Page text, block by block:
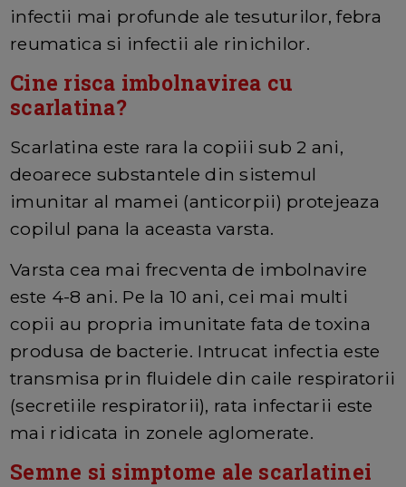
infectii mai profunde ale tesuturilor, febra
reumatica si infectii ale rinichilor.
Cine risca imbolnavirea cu
scarlatina?
Scarlatina este rara la copiii sub 2 ani,
deoarece substantele din sistemul
imunitar al mamei (anticorpii) protejeaza
copilul pana la aceasta varsta.
Varsta cea mai frecventa de imbolnavire
este 4-8 ani. Pe la 10 ani, cei mai multi
copii au propria imunitate fata de toxina
produsa de bacterie. Intrucat infectia este
transmisa prin fluidele din caile respiratorii
(secretiile respiratorii), rata infectarii este
mai ridicata in zonele aglomerate.
Semne si simptome ale scarlatinei